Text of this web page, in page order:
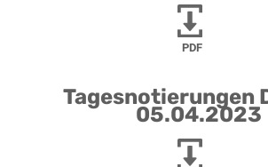
PDF
Tagesnotierungen
05.04.2023